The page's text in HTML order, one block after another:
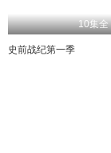
10集全
史前战纪第一季